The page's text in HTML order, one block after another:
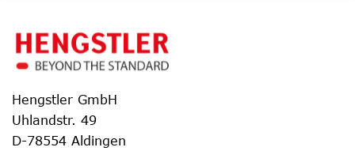
Hengstler GmbH
Uhlandstr. 49
D-78554 Aldingen